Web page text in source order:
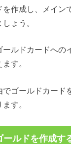
作成し、メイン
ょう。
ルドカードへの
す。
でゴールドカード
す。
ールドを作成す